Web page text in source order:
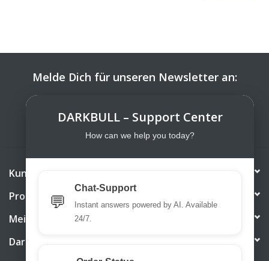
Melde Dich für unseren Newsletter an:
Kundendienst
Produkte
Mein Konto
DarkBull TrendStore
DARKBULL – Support Center
How can we help you today?
💬
Chat-Support
Instant answers powered by AI. Available
24/7.